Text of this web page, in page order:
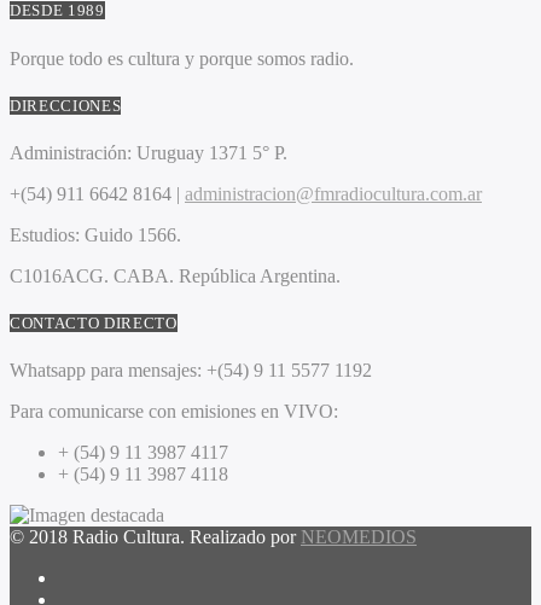
DESDE 1989
Porque todo es cultura y porque somos radio.
DIRECCIONES
Administración: Uruguay 1371 5° P.
+(54) 911 6642 8164 | administracion@fmradiocultura.com.ar
Estudios: Guido 1566.
C1016ACG. CABA. República Argentina.
CONTACTO DIRECTO
Whatsapp para mensajes: +(54) 9 11 5577 1192
Para comunicarse con emisiones en VIVO:
+ (54) 9 11 3987 4117
+ (54) 9 11 3987 4118
© 2018 Radio Cultura. Realizado por NEOMEDIOS